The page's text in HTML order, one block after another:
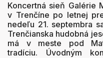
Koncertná sieň Galérie
v Trenčíne po letnej
nedeľu 21. septembra
Trenčianska hudobná
má v meste pod
tradíciu. Úvodným